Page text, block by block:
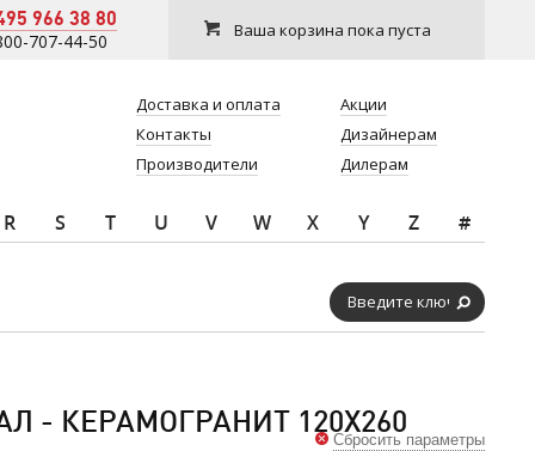
966 38 80
707-44-50 Ваша корзина пока пуста
Доставка и оплата
Контакты
Производители
Акции
Дизайнерам
Дилерам
R S T U V W X Y Z #
КЕРАМОГРАНИТ 120Х260Сбросить параметры